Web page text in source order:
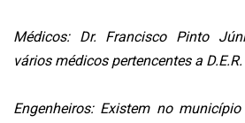
Médicos: Dr. Francisco Pinto
vários médicos pertencentes a
Engenheiros: Existem no